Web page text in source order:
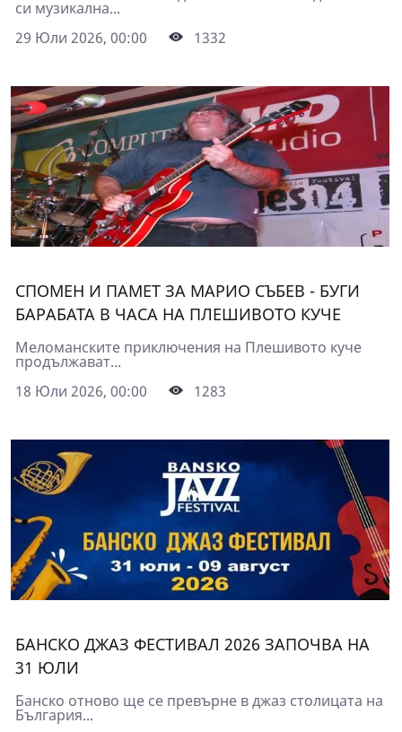
си музикална...
29 Юли 2026, 00:00
1332
СПОМЕН И ПАМЕТ ЗА МАРИО СЪБЕВ - БУГИ
БАРАБАТА В ЧАСА НА ПЛЕШИВОТО КУЧЕ
Меломанските приключения на Плешивото куче
продължават...
18 Юли 2026, 00:00
1283
БАНСКО ДЖАЗ ФЕСТИВАЛ 2026 ЗАПОЧВА НА
31 ЮЛИ
Банско отново ще се превърне в джаз столицата на
България...